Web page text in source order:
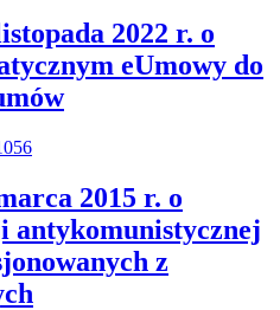
2022 r. o
eUmowy do
2015 r. o
antykomunistycznej
z